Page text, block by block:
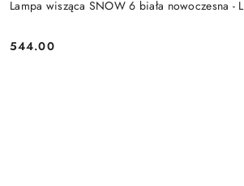
Lampa wisząca SNOW 6 biała nowoczesna -
Cena:
544.00